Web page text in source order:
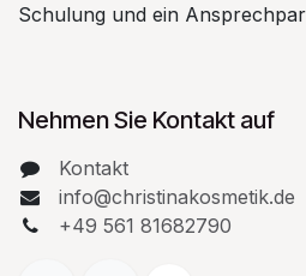
Schulung und ein
Nehmen Sie Kontakt auf
Kontakt
info@christinakosmetik.de
+49 561 81682790